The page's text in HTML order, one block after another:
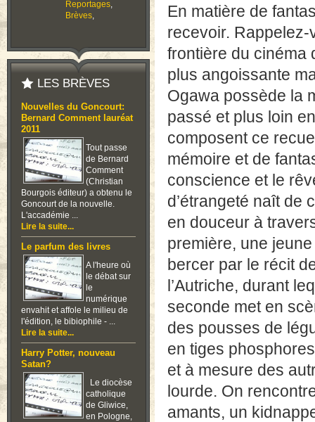
Reportages,
Brèves,
LES BRÈVES
Nouvelles du Goncourt:
Bernard Comment lauréat
2011
Tout passe
de Bernard
Comment
(Christian
Bourgois éditeur) a obtenu le
Goncourt de la nouvelle.
L'accadémie ...
Lire la suite...
Le parfum des livres
A l'heure où
le débat sur
le
numérique
envahit et affole le milieu de
l'édition, le bibiophile - ...
Lire la suite...
Harry Potter, nouveau
Satan?
Le diocèse
catholique
de Gliwice,
en Pologne,
En matière de
recevoir.
frontière du cinéma
plus angoissante
Ogawa possède la
passé et plus loin
composent ce
mémoire et de
conscience et le
d’étrangeté naît de
en douceur à
première, une
bercer par le récit
l’Autriche, durant
seconde met en
des pousses de
en tiges
et à mesure des
lourde. On
amants, un